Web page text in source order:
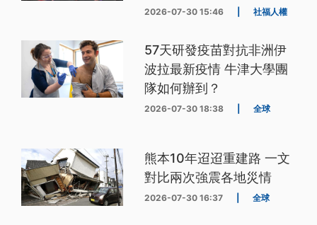
2026-07-30 15:46 社福人權
57天研發疫苗對抗非洲伊
波拉最新疫情 牛津大學團
隊如何辦到？
2026-07-30 18:38 全球
熊本10年迢迢重建路 一文
對比兩次強震各地災情
2026-07-30 16:37 全球